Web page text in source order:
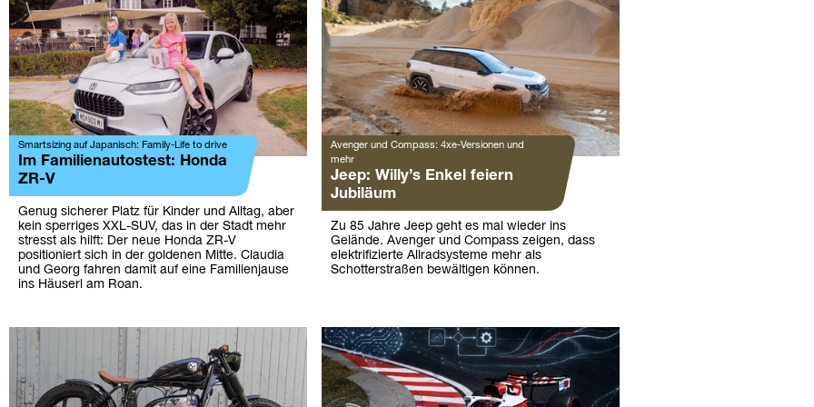
Smartsizing auf Japanisch: Family-Life to drive
Im Familienautostest: Honda
ZR-V
Genug sicherer Platz für Kinder und Alltag, aber
kein sperriges XXL-SUV, das in der Stadt mehr
stresst als hilft: Der neue Honda ZR-V
positioniert sich in der goldenen Mitte. Claudia
und Georg fahren damit auf eine Familienjause
ins Häuserl am Roan.
Avenger und Compass: 4xe-Versionen und
mehr
Jeep: Willy’s Enkel feiern
Jubiläum
Zu 85 Jahre Jeep geht es mal wieder ins
Gelände. Avenger und Compass zeigen, dass
elektrifizierte Allradsysteme mehr als
Schotterstraßen bewältigen können.